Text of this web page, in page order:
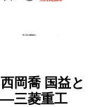
岡喬 国益と
三菱重工